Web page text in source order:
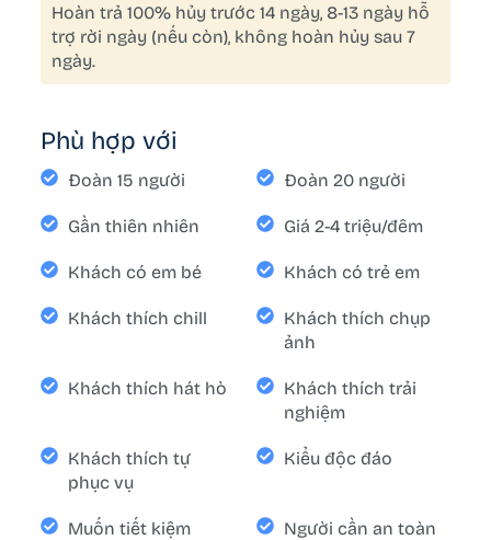
Hoàn trả 100% hủy trước 14 ngày, 8-13 ngày hỗ
trợ rời ngày (nếu còn), không hoàn hủy sau 7
ngày.
Phù hợp với
Đoàn 15 người Đoàn 20 người
Gần thiên nhiên Giá 2-4 triệu/đêm
Khách có em bé Khách có trẻ em
Khách thích chill
Khách thích chụp
ảnh
Khách thích hát hò
Khách thích trải
nghiệm
Khách thích tự
phục vụ
Kiểu độc đáo
Muốn tiết kiệm Người cần an toàn